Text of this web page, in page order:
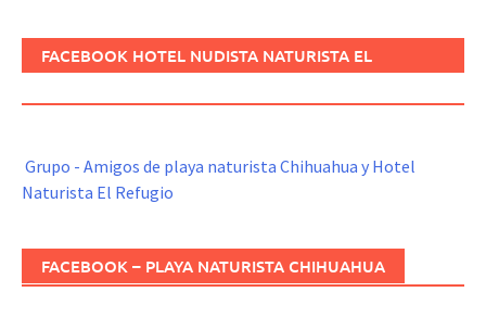
FACEBOOK HOTEL NUDISTA NATURISTA EL
Grupo - Amigos de playa naturista Chihuahua y Hotel
Naturista El Refugio
FACEBOOK – PLAYA NATURISTA CHIHUAHUA